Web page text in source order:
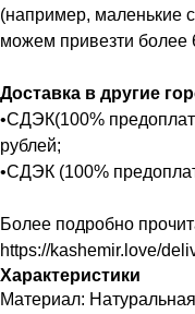
(например, маленькие
можем привезти более
Доставка в другие
•СДЭК(100%
рублей;
•СДЭК (100%
Более подробно
https://kashemir.love/
Характеристики
Материал: